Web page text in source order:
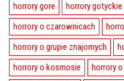
horrory gore
horrory gotyckie
horrory o czarownicach
horrory o grupie znajomych
horrory o kosmosie
horrory